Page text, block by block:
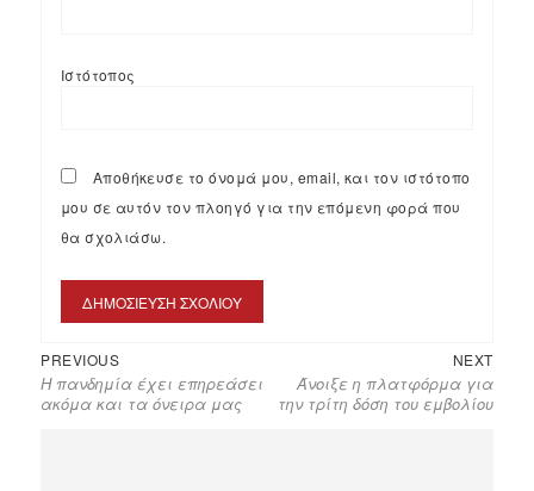
Ιστότοπος
Αποθήκευσε το όνομά μου, email, και τον ιστότοπο
μου σε αυτόν τον πλοηγό για την επόμενη φορά που
θα σχολιάσω.
PREVIOUS
Η πανδημία έχει επηρεάσει
ακόμα και τα όνειρα μας
NEXT
Άνοιξε η πλατφόρμα για
την τρίτη δόση του εμβολίου